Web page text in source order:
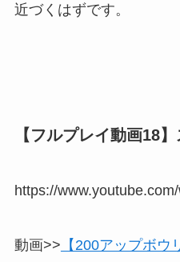
近づくはずです。
【フルプレイ動画18
https://
動画>> 【200アップボ